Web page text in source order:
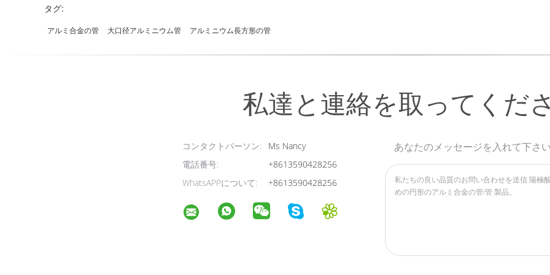
タグ:
アルミ合金の管 大口径アルミニウム管 アルミニウム長方形の管
私達と連絡を取ってくだ
コンタクトパーソン:
Ms Nancy
電話番号:
+8613590428256
WhatsAPPについて:
+8613590428256
あなたのメッセージを入れて下さ